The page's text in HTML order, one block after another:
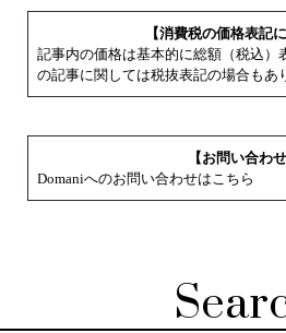
【消費税の価格表記
記事内の価格は基本的に総額（税込）
の記事に関しては税抜表記の場合もあ
【お問い合わせ
Domaniへのお問い合わせはこちら